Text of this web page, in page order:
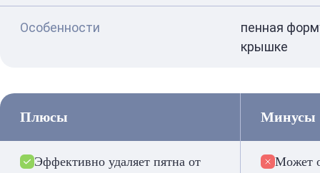
Особенности
пенная
крышке
Плюсы
Эффективно удаляет пятна от
Минусы
Может